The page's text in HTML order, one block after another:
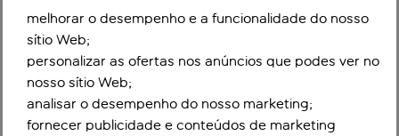
melhorar o desempenho e a funcionalidade do nosso
sítio Web;
personalizar as ofertas nos anúncios que podes ver no
nosso sítio Web;
analisar o desempenho do nosso marketing;
fornecer publicidade e conteúdos de marketing